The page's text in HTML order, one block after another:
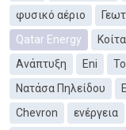
φυσικό αέριο
Qatar Energy
Ανάπτυξη
Eni
Νατάσα Πηλείδου
Chevron
ενέργεια